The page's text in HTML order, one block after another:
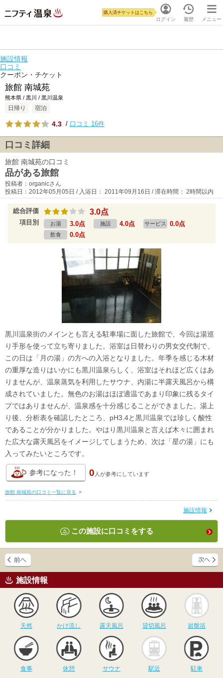
ログイン
購入済チケットはこちら
履歴 メニュー
施設情報
口コミ
クーポン・チケット
旅館 南城苑
熊本県 / 黒川 / 黒川温泉
日帰り 宿泊
4.3 / 口コミ 16件
口コミ詳細
旅館 南城苑の口コミ
品がある旅館
投稿者：organicさん
投稿日：2012年05月05日 / 入浴日： 2011年09月16日 / 滞在時間： 2時間以内
総合評価 3.0点
項目別 お湯 3.0点 施設 4.0点 サービス 0.0点
飲食 0.0点
黒川温泉街のメインとも言える駐車場に面した旅館で、今回は湯巡
り手形を使って立ち寄りました。浴室は日替わりの男女交代制で、
この日は「月の湯」の方への入浴となりました。年季を感じる木材
の重厚な造りはいかにも黒川温泉らしく、浴室はそれほど広くはあ
りませんが、温泉蒸気を利用したサウナ、内湯に半露天風呂から構
成されていました。無色のお湯はほぼ適温であまり印象に残るタイ
プではありませんが、温泉感を十分感じることができました。湯上
り後、分析表を確認したところ、pH3.4と黒川温泉では珍しく酸性
であることが分かりました。やはり黒川温泉と言えば木々に囲まれ
た広大な露天風呂をイメージしてしまうため、次は「星の湯」にも
入ってみたいところです。
参考になった！ 0 人が参考にしています
旅館 南城苑の口コミ一覧に戻る >
施設情報
この施設に口コミをする
施設情報
天然
かけ流し
かけ流し
露天風呂
露天風呂
貸切風呂
貸切風呂 岩盤浴
食事 休憩
サウナ
サウナ 駅近 駐車